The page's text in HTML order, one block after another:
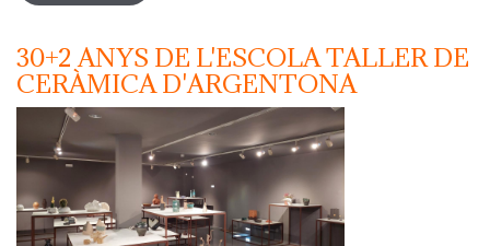
30+2 ANYS DE L'ESCOLA TALLER DE
CERÀMICA D'ARGENTONA